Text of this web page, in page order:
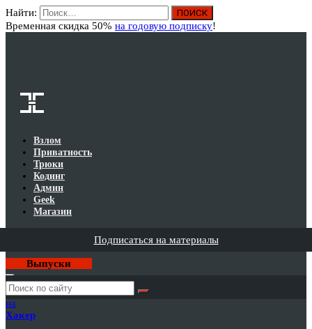
Найти:
Временная скидка 50% на годовую подписку!
Взлом
Приватность
Трюки
Кодинг
Админ
Geek
Магазин
Подписаться на материалы
Выпуски
Годовая
подписка
на
Хакер